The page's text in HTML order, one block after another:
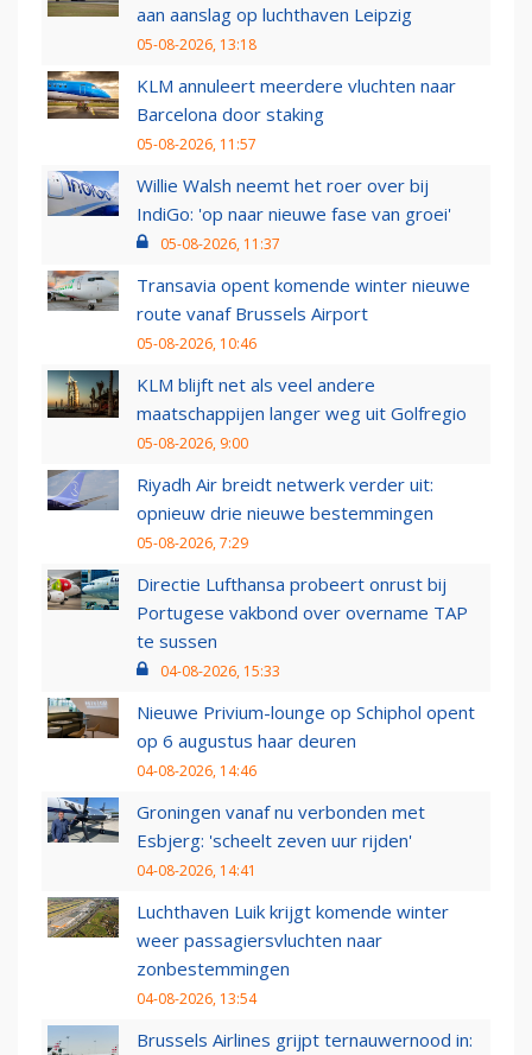
aan aanslag op luchthaven Leipzig
05-08-2026, 13:18
KLM annuleert meerdere vluchten naar
Barcelona door staking
05-08-2026, 11:57
Willie Walsh neemt het roer over bij
IndiGo: 'op naar nieuwe fase van groei'
05-08-2026, 11:37
Transavia opent komende winter nieuwe
route vanaf Brussels Airport
05-08-2026, 10:46
KLM blijft net als veel andere
maatschappijen langer weg uit Golfregio
05-08-2026, 9:00
Riyadh Air breidt netwerk verder uit:
opnieuw drie nieuwe bestemmingen
05-08-2026, 7:29
Directie Lufthansa probeert onrust bij
Portugese vakbond over overname TAP
te sussen
04-08-2026, 15:33
Nieuwe Privium-lounge op Schiphol opent
op 6 augustus haar deuren
04-08-2026, 14:46
Groningen vanaf nu verbonden met
Esbjerg: 'scheelt zeven uur rijden'
04-08-2026, 14:41
Luchthaven Luik krijgt komende winter
weer passagiersvluchten naar
zonbestemmingen
04-08-2026, 13:54
Brussels Airlines grijpt ternauwernood in: